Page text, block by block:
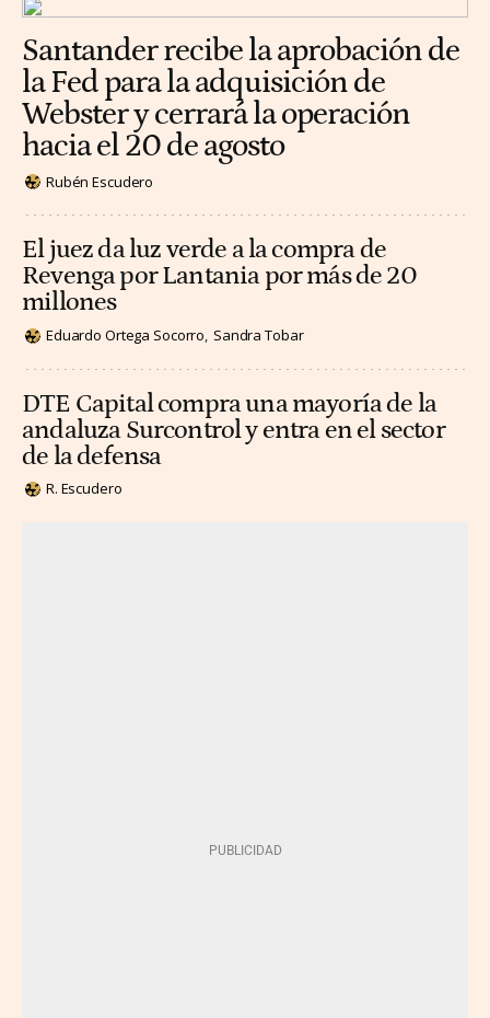
Santander recibe la aprobación de
la Fed para la adquisición de
Webster y cerrará la operación
hacia el 20 de agosto
Rubén Escudero
El juez da luz verde a la compra de
Revenga por Lantania por más de 20
millones
Eduardo Ortega Socorro Sandra Tobar
DTE Capital compra una mayoría de la
andaluza Surcontrol y entra en el sector
de la defensa
R. Escudero